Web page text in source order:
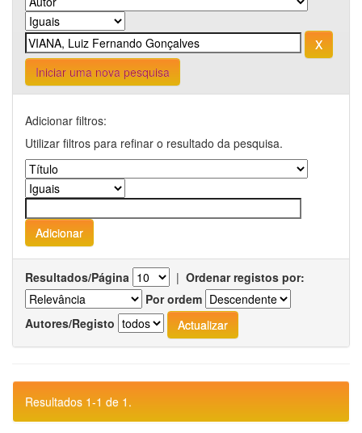
Iniciar uma nova pesquisa
Adicionar filtros:
Utilizar filtros para refinar o resultado da pesquisa.
Resultados/Página | Ordenar registos por:
Por ordem
Autores/Registo
Resultados 1-1 de 1.